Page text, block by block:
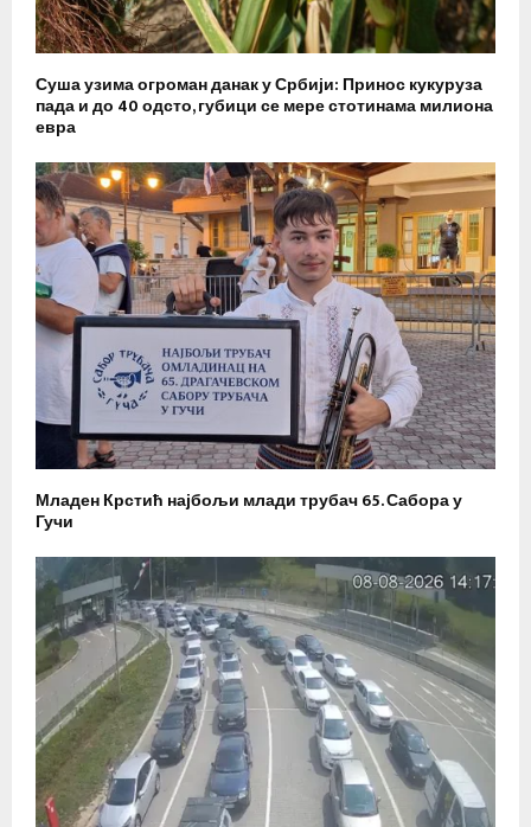
Суша узима огроман данак у Србији: Принос кукуруза
пада и до 40 одсто, губици се мере стотинама милиона
евра
Младен Крстић најбољи млади трубач 65. Сабора у
Гучи